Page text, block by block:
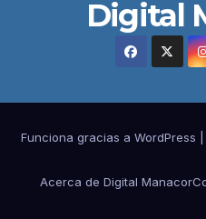
Digital
Funciona gracias a WordPress
Acerca de Digital Manacor